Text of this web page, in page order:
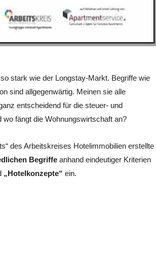
stark wie der Longstay-Markt. Begriffe wie
sind allgegenwärtig. Meinen sie alle
entscheidend für die steuer- und
fängt die Wohnungswirtschaft an?
des Arbeitskreises Hotelimmobilien erstellte
Begriffe anhand eindeutiger Kriterien
„Hotelkonzepte“ ein.